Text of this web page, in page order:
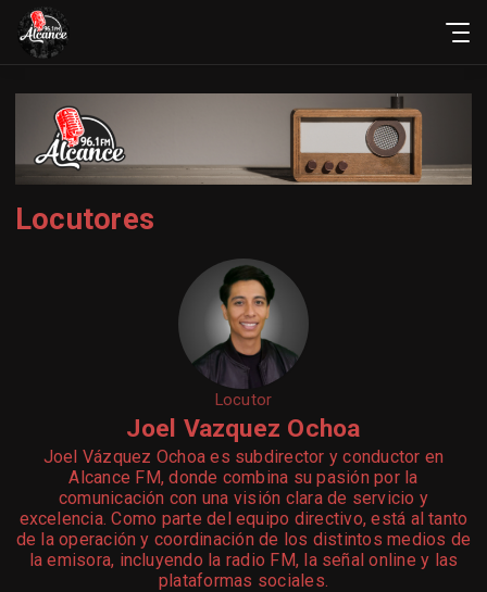
Locutores
Locutor
Joel Vazquez Ochoa
Joel Vázquez Ochoa es subdirector y conductor en
Alcance FM, donde combina su pasión por la
comunicación con una visión clara de servicio y
excelencia. Como parte del equipo directivo, está al tanto
de la operación y coordinación de los distintos medios de
la emisora, incluyendo la radio FM, la señal online y las
plataformas sociales.